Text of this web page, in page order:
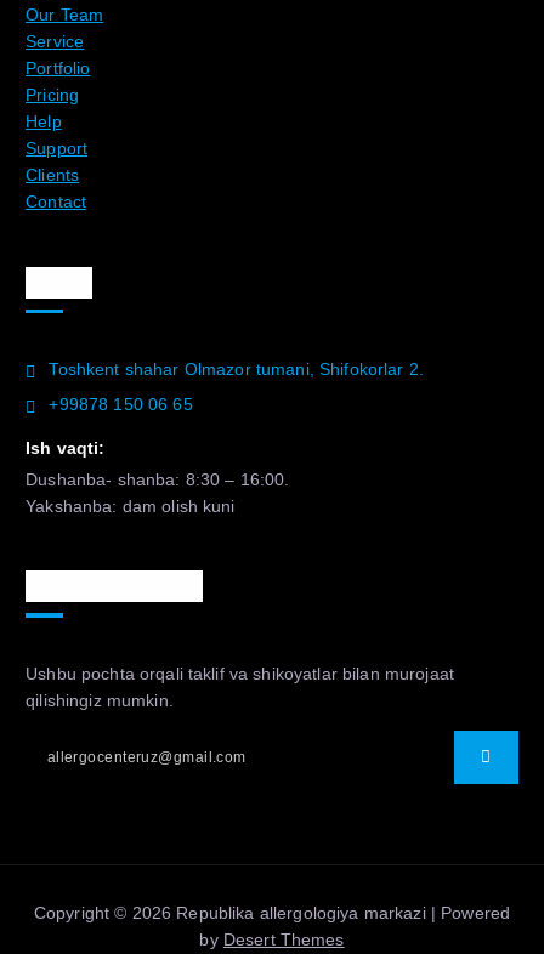
Our Team
Service
Portfolio
Pricing
Help
Support
Clients
Contact
Toshkent shahar Olmazor tumani, Shifokorlar 2.
+99878 150 06 65
Ish vaqti:
Dushanba- shanba: 8:30 – 16:00.
Yakshanba: dam olish kuni
Ushbu pochta orqali taklif va shikoyatlar bilan murojaat
qilishingiz mumkin.
Copyright © 2026 Republika allergologiya markazi | Powered
by Desert Themes